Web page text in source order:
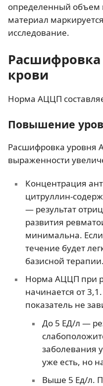
определенный
материал
исследование.
крови
Норма АЦЦП
Повышение
Расшифровка уровня
выраженности
Концентрация
цитруллин-
— результат
развития
минимальна.
течение будет
базисной терапии.
Норма АЦЦП при
начинается от
показатель не
До 5 ЕД/л —
заболевания
уже есть, но
Выше 5 Ед/л.